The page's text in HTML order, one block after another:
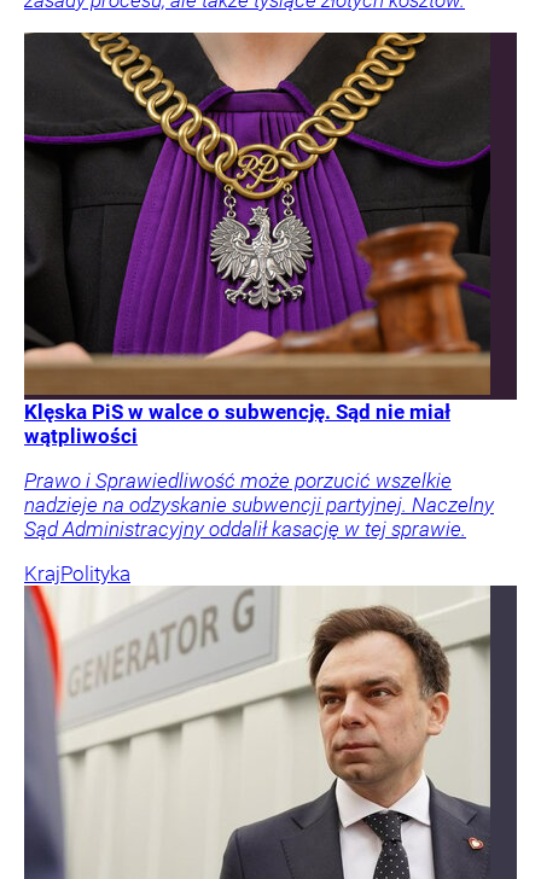
Klęska PiS w walce o subwencję. Sąd nie miał
wątpliwości
Prawo i Sprawiedliwość może porzucić wszelkie
nadzieje na odzyskanie subwencji partyjnej. Naczelny
Sąd Administracyjny oddalił kasację w tej sprawie.
KrajPolityka